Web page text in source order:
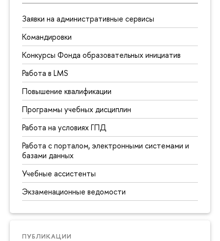
Заявки на административные сервисы
Командировки
Конкурсы Фонда образовательных инициатив
Работа в LMS
Повышение квалификации
Программы учебных дисциплин
Работа на условиях ГПД
Работа с порталом, электронными системами и
базами данных
Учебные ассистенты
Экзаменационные ведомости
ПУБЛИКАЦИИ